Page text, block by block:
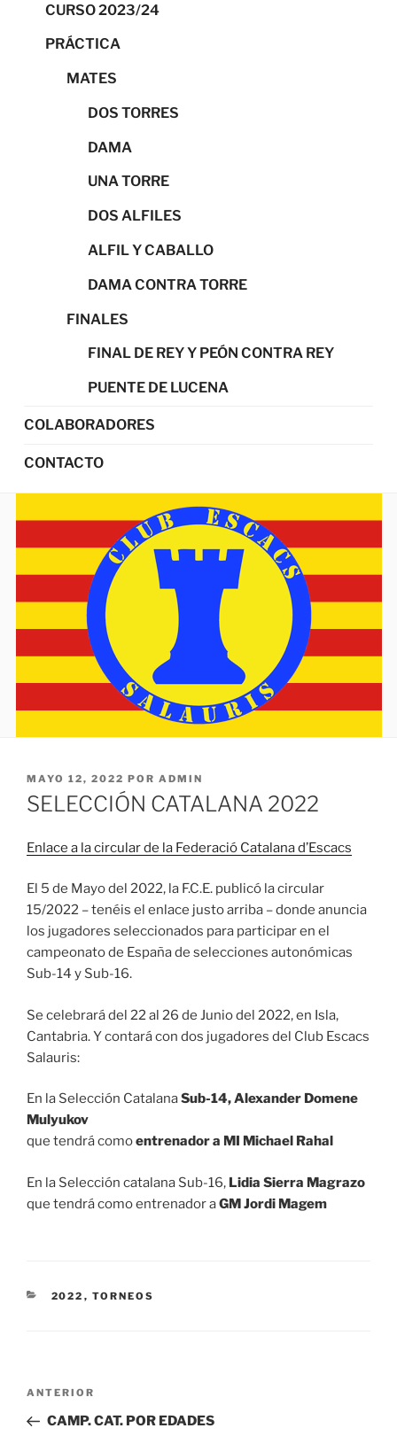
CURSO 2023/24
PRÁCTICA
MATES
DOS TORRES
DAMA
UNA TORRE
DOS ALFILES
ALFIL Y CABALLO
DAMA CONTRA TORRE
FINALES
FINAL DE REY Y PEÓN CONTRA REY
PUENTE DE LUCENA
COLABORADORES
CONTACTO
PUBLICADO
EL
MAYO 12, 2022 POR ADMIN
SELECCIÓN CATALANA 2022
Enlace a lacircular de la Federació Catalana d’Escacs
El 5 de Mayo del 2022, la F.C.E. publicó la circular
15/2022 – tenéis el enlace justo arriba – donde anuncia
los jugadores seleccionados para participar en el
campeonato de España de selecciones autonómicas
Sub-14 y Sub-16.
Se celebrará del 22 al 26 de Junio del 2022, en Isla,
Cantabria. Y contará con dos jugadores del Club Escacs
Salauris:
En la Selección CatalanaSub-14, Alexander Domene
Mulyukov
que tendrá comoentrenador a MI Michael Rahal
En la Selección catalana Sub-16, Lidia Sierra Magrazo
que tendrá como entrenador aGM Jordi Magem
CATEGORÍAS
2022 , TORNEOS
Navegación
Entrada
anterior:
ANTERIOR
CAMP. CAT. POR EDADES